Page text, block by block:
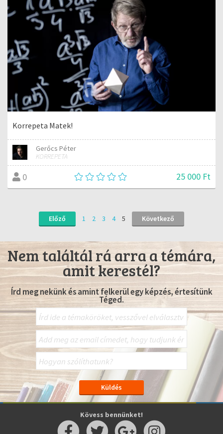
Korrepeta Matek!
Gerőcs Péter
KORREPETA
0 25 000 Ft
Előző 1 2 3 4 5 Következő
Nem találtál rá arra a témára,
amit kerestél?
Írd meg nekünk és amint felkerül egy képzés, értesítünk
Téged.
Kövess bennünket!